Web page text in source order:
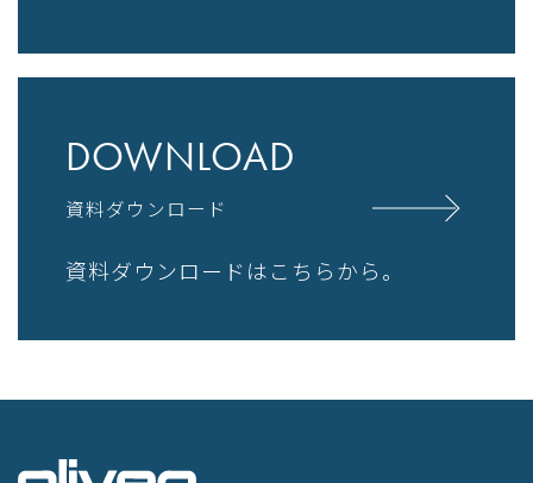
DOWNLOAD
資料ダウンロード
資料ダウンロードはこちらから。